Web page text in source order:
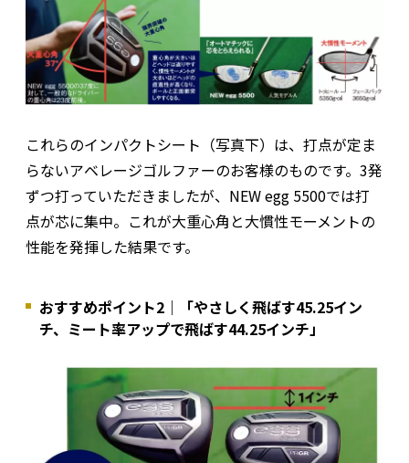
これらのインパクトシート（写真下）は、打点が定ま
らないアベレージゴルファーのお客様のものです。3発
ずつ打っていただきましたが、NEW egg 5500では打
点が芯に集中。これが大重心角と大慣性モーメントの
性能を発揮した結果です。
おすすめポイント2｜「やさしく飛ばす45.25イン
チ、ミート率アップで飛ばす44.25インチ」